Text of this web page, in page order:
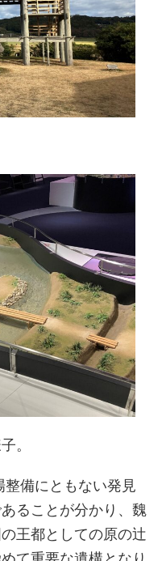
。
備にともない発見
ることが分かり、魏
王都としての原の辻